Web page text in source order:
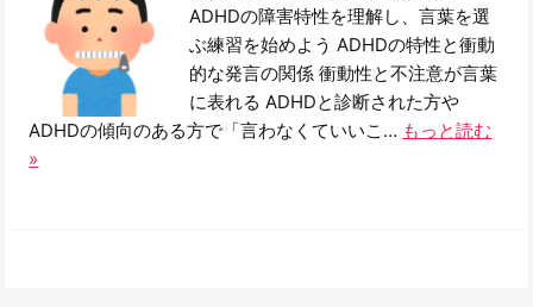
ADHDの障害特性を理解し、言葉を選
ぶ練習を始めよう ADHDの特性と衝動
的な発言の関係 衝動性と不注意が言葉
に表れる ADHDと診断された方や
ADHDの傾向のある方で「言わなくていいこ… もっと読む
»